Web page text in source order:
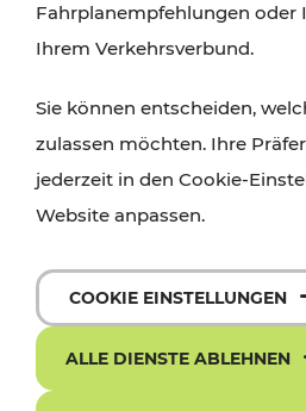
Fahrplanempfehlungen oder
Ihrem Verkehrsverbund.
Sie können entscheiden,
zulassen möchten. Ihre
jederzeit in den Cookie-
Website anpassen.
COOKIE EINSTELLUNGEN
ALLE DIENSTE ABLEHNEN